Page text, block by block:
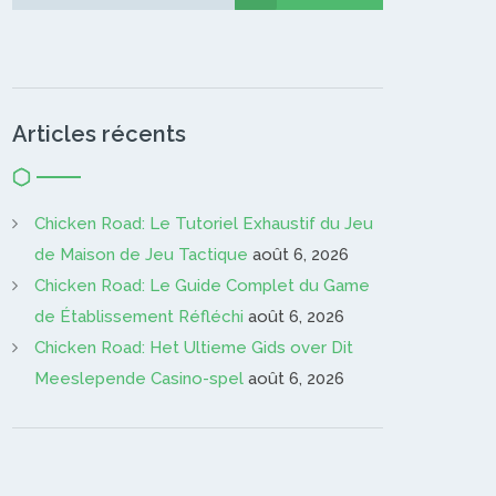
Articles récents
Chicken Road: Le Tutoriel Exhaustif du Jeu
de Maison de Jeu Tactique août 6, 2026
Chicken Road: Le Guide Complet du Game
de Établissement Réfléchi août 6, 2026
Chicken Road: Het Ultieme Gids over Dit
Meeslepende Casino-spel août 6, 2026